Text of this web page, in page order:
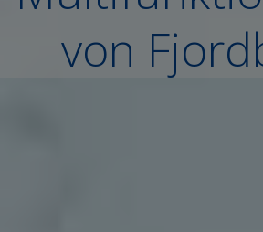
von